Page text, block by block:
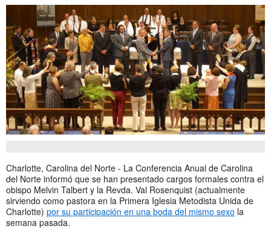
Charlotte, Carolina del Norte - La Conferencia Anual de Carolina
del Norte informó que se han presentado cargos formales contra el
obispo Melvin Talbert y la Revda. Val Rosenquist (actualmente
sirviendo como pastora en la Primera Iglesia Metodista Unida de
Charlotte) por su participación en una boda del mismo sexo la
semana pasada.